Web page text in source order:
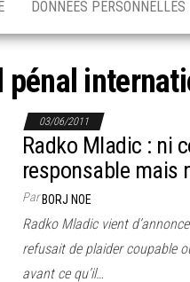
DONNÉES PERSONNELLES
03/06/2011
Radko Mladic : ni
responsable mais
ParBORJ NOE
Radko Mladic vient
refusait de plaider coupable
avant ce qu’il…